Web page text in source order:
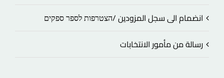
انضمام الى سجل المزودين /הצטרפות לספר ספקים
رسالة من مأمور الانتخابات